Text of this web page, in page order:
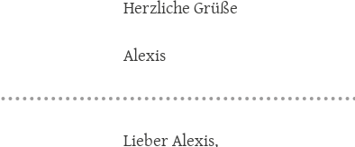
Herzliche Grüße
Alexis
Lieber Alexis,